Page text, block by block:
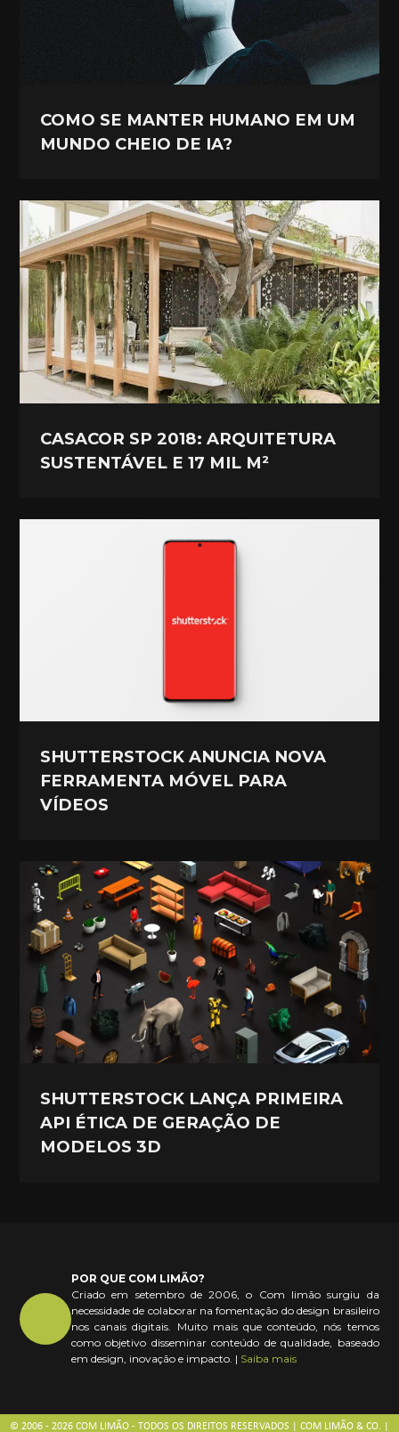
COMO SE MANTER HUMANO EM UM
MUNDO CHEIO DE IA?
CASACOR SP 2018: ARQUITETURA
SUSTENTÁVEL E 17 MIL M²
SHUTTERSTOCK ANUNCIA NOVA
FERRAMENTA MÓVEL PARA
VÍDEOS
SHUTTERSTOCK LANÇA PRIMEIRA
API ÉTICA DE GERAÇÃO DE
MODELOS 3D
POR QUE COM LIMÃO?
Criado em setembro de 2006, o Com limão surgiu da
necessidade de colaborar na fomentação do design brasileiro
nos canais digitais. Muito mais que conteúdo, nós temos
como objetivo disseminar conteúdo de qualidade, baseado
em design, inovação e impacto. | Saiba mais
© 2006 - 2026 COM LIMÃO - TODOS OS DIREITOS RESERVADOS | COM LIMÃO & CO. |